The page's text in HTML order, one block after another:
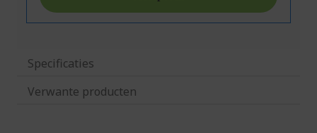
Specificaties
Verwante producten